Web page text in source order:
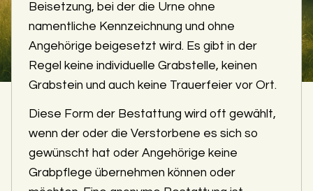
Beisetzung, bei der die Urne ohne
namentliche Kennzeichnung und ohne
Angehörige beigesetzt wird. Es gibt in der
Regel keine individuelle Grabstelle, keinen
Grabstein und auch keine Trauerfeier vor Ort.
Diese Form der Bestattung wird oft gewählt,
wenn der oder die Verstorbene es sich so
gewünscht hat oder Angehörige keine
Grabpflege übernehmen können oder